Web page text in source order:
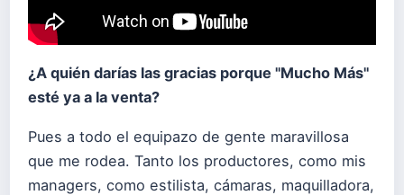
¿A quién darías las gracias porque "Mucho Más"
esté ya a la venta?
Pues a todo el equipazo de gente maravillosa
que me rodea. Tanto los productores, como mis
managers, como estilista, cámaras, maquilladora,